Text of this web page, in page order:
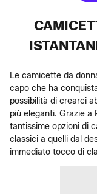
Le camicette da
capo che ha
possibilità di crearci
più eleganti. Grazie a
tantissime opzioni di
classici a quelli dal
immediato tocco di